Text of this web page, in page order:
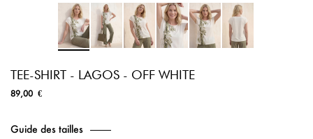
TEE-SHIRT - LAGOS - OFF WHITE
89,00 €
Guide des tailles